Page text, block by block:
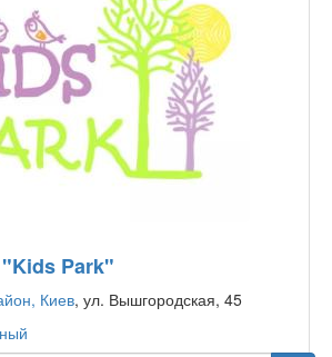
Park"
Киев, ул. Вышгородская, 45